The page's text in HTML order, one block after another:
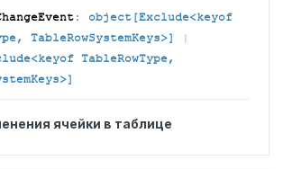
Event:
object[Exclude<keyof
TableRowSystemKeys>]
|
TableRowType,
ячейки в таблице